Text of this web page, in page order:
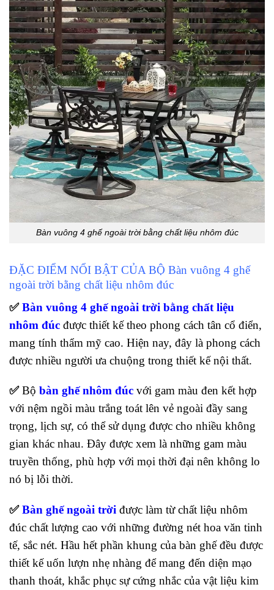
Bàn vuông 4 ghế ngoài trời bằng chất liệu nhôm đúc
ĐẶC ĐIỂM NỔI BẬT CỦA BỘ Bàn vuông 4 ghế
ngoài trời bằng chất liệu nhôm đúc
✅ Bàn vuông 4 ghế ngoài trời bằng chất liệu
nhôm đúc được thiết kế theo phong cách tân cổ điển,
mang tính thẩm mỹ cao. Hiện nay, đây là phong cách
được nhiều người ưa chuộng trong thiết kế nội thất.
✅Bộ bàn ghế nhôm đúc với gam màu đen kết hợp
với nệm ngồi màu trắng toát lên vẻ ngoài đầy sang
trọng, lịch sự, có thể sử dụng được cho nhiều không
gian khác nhau. Đây được xem là những gam màu
truyền thống, phù hợp với mọi thời đại nên không lo
nó bị lỗi thời.
✅ Bàn ghế ngoài trời được làm từ chất liệu nhôm
đúc chất lượng cao với những đường nét hoa văn tinh
tế, sắc nét. Hầu hết phần khung của bàn ghế đều được
thiết kế uốn lượn nhẹ nhàng để mang đến diện mạo
thanh thoát, khắc phục sự cứng nhắc của vật liệu kim